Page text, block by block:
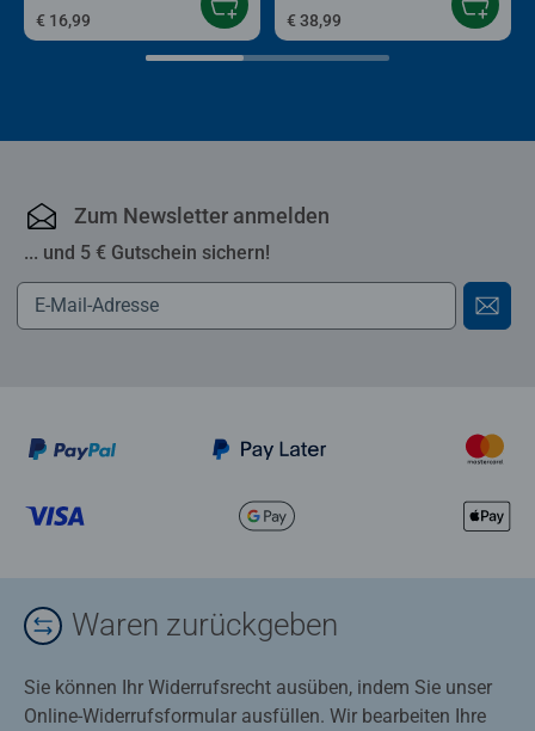
€ 16,99 € 38,99
Zum Newsletter anmelden
... und 5 € Gutschein sichern!
Waren zurückgeben
Sie können Ihr Widerrufsrecht ausüben, indem Sie unser
Online-Widerrufsformular ausfüllen. Wir bearbeiten Ihre